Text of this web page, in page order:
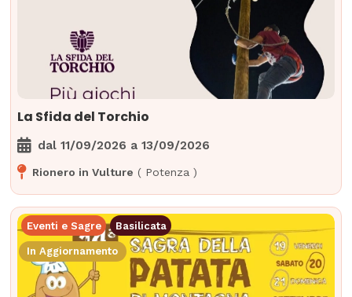
La Sfida del Torchio
dal11/09/2026 a 13/09/2026
Rionero in Vulture ( Potenza )
In Aggiornamento
Eventi e Sagre Basilicata